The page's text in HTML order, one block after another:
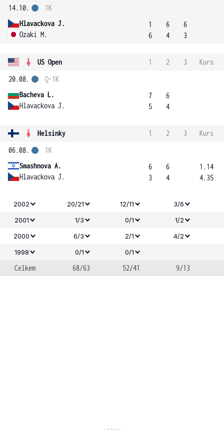
14.10.
Hlavackova J.
Ozaki M.
1K
1
6
6
4
6
3
US Open 1 2 3
Kurs
20.08.
Bacheva L.
Hlavackova J.
Q-1K
7
5
6
4
Helsinky 1 2 3
Kurs
06.08.
Smashnova A.
Hlavackova J.
1K
6
3
6
4
1.14
4.35
2002 20/21 12/11 3/6
2001
1/3 0/1
1/2
2000
6/3 2/1
4/2
1998
0/1 0/1
-
Celkem
68/63 52/41 9/13